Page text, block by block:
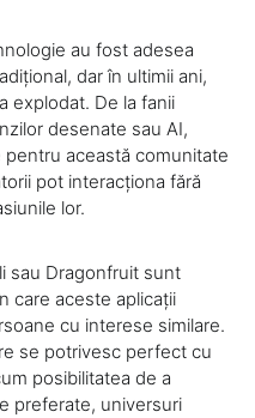
au fost adesea
dar în ultimii ani,
explodat. De la fanii
desenate sau AI,
pentru această comunitate
pot interacționa fără
lor.
sau Dragonfruit sunt
care aceste aplicații
cu interese similare.
se potrivesc perfect cu
posibilitatea de a
preferate, universuri